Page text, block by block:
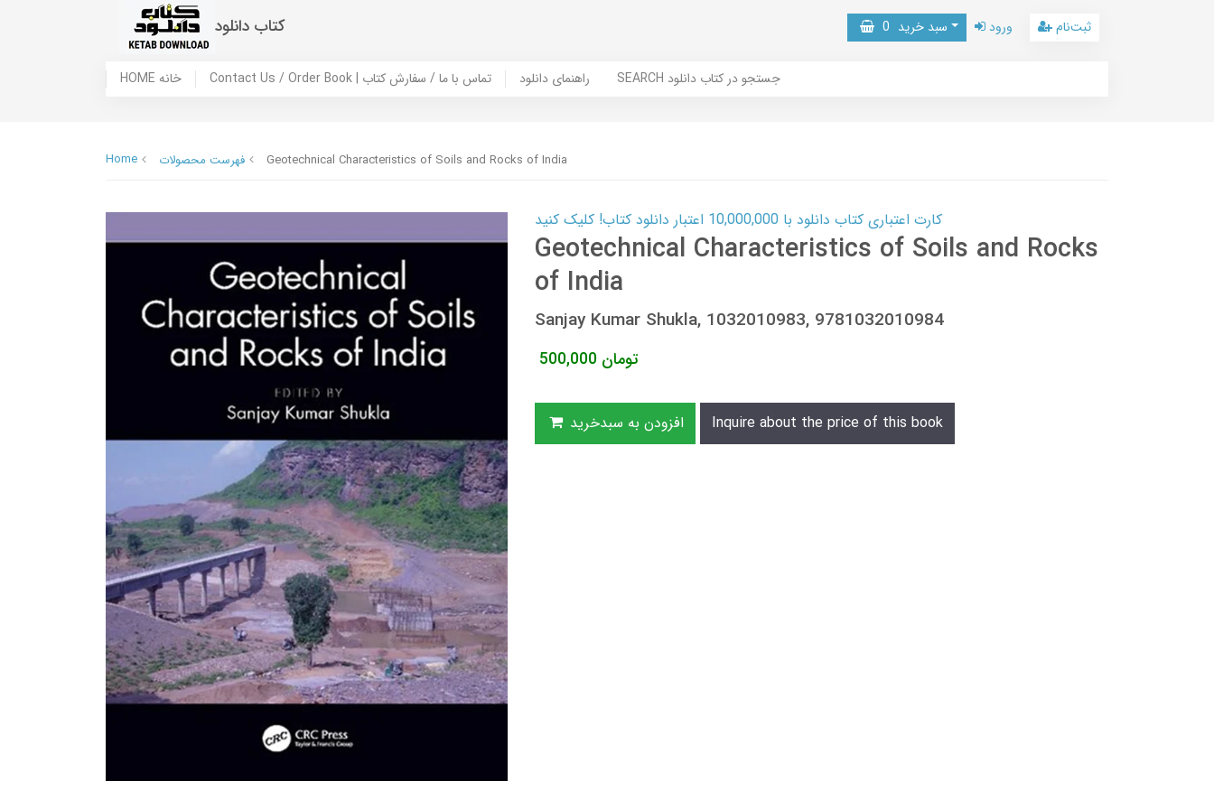
کتاب دانلود سبد خرید 0 ورود ثبت‌نام
HOME خانه Contact Us / Order Book | تماس با ما / سفارش کتاب راهنمای دانلود SEARCH جستجو در کتاب دانلود
Home فهرست محصولات Geotechnical Characteristics of Soils and Rocks of India
کارت اعتباری کتاب دانلود با 10,000,000 اعتبار دانلود کتاب! کلیک کنید
Geotechnical Characteristics of Soils and Rocks
of India
Sanjay Kumar Shukla, 1032010983, 9781032010984
500,000 تومان
افزودن به سبدخرید Inquire about the price of this book